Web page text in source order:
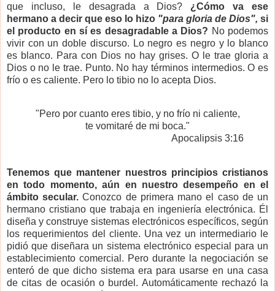
que incluso, le desagrada a Dios? ¿Cómo va ese
hermano a decir que eso lo hizo "para gloria de Dios", si
el producto en sí es desagradable a Dios? No podemos
vivir con un doble discurso. Lo negro es negro y lo blanco
es blanco. Para con Dios no hay grises. O le trae gloria a
Dios o no le trae. Punto. No hay términos intermedios. O es
frío o es caliente. Pero lo tibio no lo acepta Dios.
"Pero por cuanto eres tibio, y no frío ni caliente,
te vomitaré de mi boca."
Apocalipsis 3:16
Tenemos que mantener nuestros principios cristianos
en todo momento, aún en nuestro desempeño en el
ámbito secular. Conozco de primera mano el caso de un
hermano cristiano que trabaja en ingeniería electrónica. Él
diseña y construye sistemas electrónicos específicos, según
los requerimientos del cliente. Una vez un intermediario le
pidió que diseñara un sistema electrónico especial para un
establecimiento comercial. Pero durante la negociación se
enteró de que dicho sistema era para usarse en una casa
de citas de ocasión o burdel. Automáticamente rechazó la